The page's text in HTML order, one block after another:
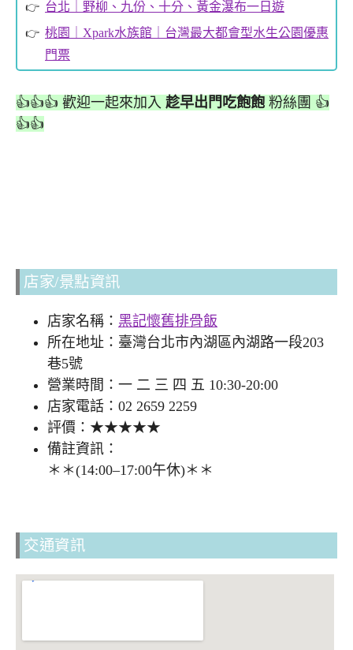
台北｜野柳、九份、十分、黃金瀑布一日遊
桃園｜Xpark水族館｜台灣最大都會型水生公園優惠
門票
👍👍👍 歡迎一起來加入 趁早出門吃飽飽 粉絲團 👍
👍👍
店家/景點資訊
店家名稱： 黑記懷舊排骨飯
所在地址：臺灣台北市內湖區內湖路一段203
巷5號
營業時間：一 二 三 四 五 10:30-20:00
店家電話：02 2659 2259
評價：★★★★★
備註資訊：
＊＊(14:00–17:00午休)＊＊
交通資訊